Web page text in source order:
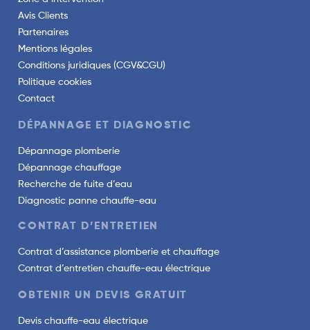
Avis Clients
Partenaires
Mentions légales
Conditions juridiques (CGV&CGU)
Politique cookies
Contact
DÉPANNAGE ET DIAGNOSTIC
Dépannage plomberie
Dépannage chauffage
Recherche de fuite d’eau
Diagnostic panne chauffe-eau
CONTRAT D’ENTRETIEN
Contrat d’assistance plomberie et chauffage
Contrat d’entretien chauffe-eau électrique
OBTENIR UN DEVIS GRATUIT
Devis chauffe-eau électrique